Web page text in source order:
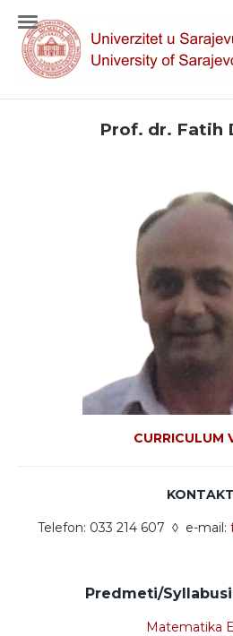
Prof. dr. Fatih
CURRICULUM
KONTAKT
Telefon: 033 214 607 ◊ e-mail:
Predmeti/
Matematika